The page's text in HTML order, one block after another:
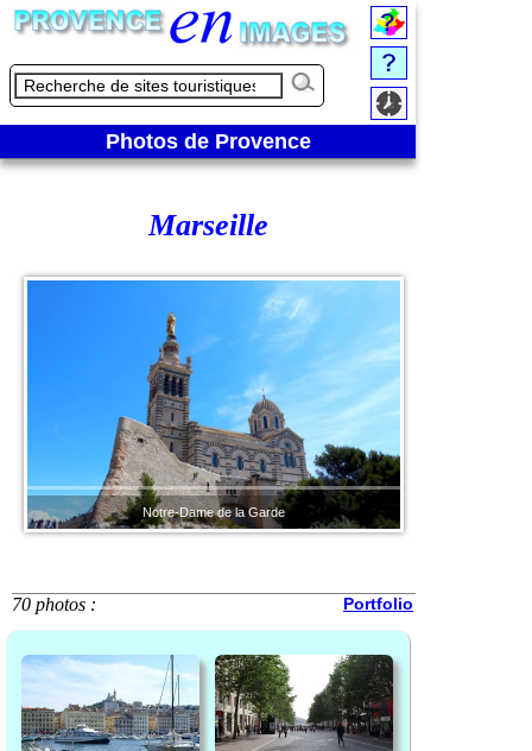
Photos de Provence
Marseille
Notre-Dame de la Garde
70 photos : Portfolio